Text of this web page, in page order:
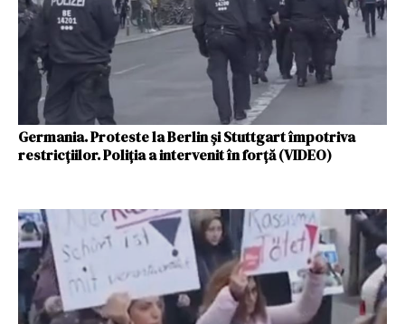
Germania. Proteste la Berlin şi Stuttgart împotriva
restricțiilor. Poliția a intervenit în forță (VIDEO)